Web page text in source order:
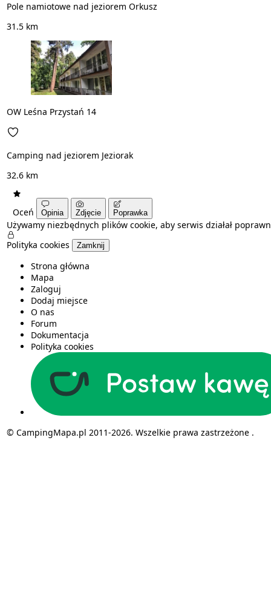
Pole namiotowe nad jeziorem Orkusz
31.5 km
OW Leśna Przystań 14
Camping nad jeziorem Jeziorak
32.6 km
Oceń Opinia Zdjęcie Poprawka
Używamy niezbędnych plików cookie, aby serwis działał
Polityka cookies
Zamknij
Strona główna
Mapa
Zaloguj
Dodaj miejsce
O nas
Forum
Dokumentacja
Polityka cookies
© CampingMapa.pl 2011-2026. Wszelkie prawa zastrzeżone .